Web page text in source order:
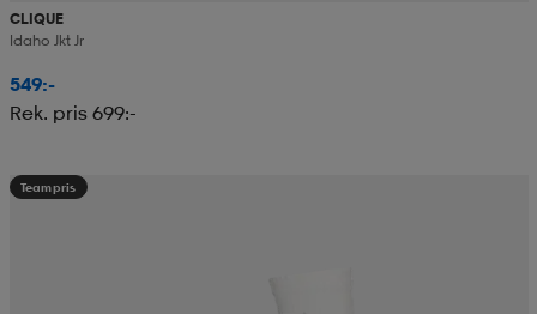
CLIQUE
Idaho Jkt Jr
549:-
Rek. pris 699:-
Teampris